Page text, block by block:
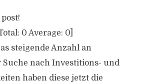
0 Average: 0]
steigende Anzahl an
Suche nach Investitions- und
haben diese jetzt die